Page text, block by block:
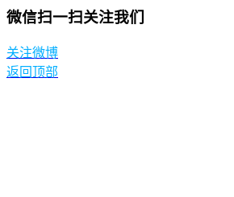
微信扫一扫关注我们
关注微博
返回顶部